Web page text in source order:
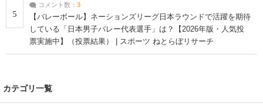
5
コメント数： 3
【バレーボール】ネーションズリーグ日本ラウンドで活躍を期待
している「日本男子バレー代表選手」は？【2026年版・人気投
票実施中】（投票結果） | スポーツ ねとらぼリサーチ
カテゴリ一覧